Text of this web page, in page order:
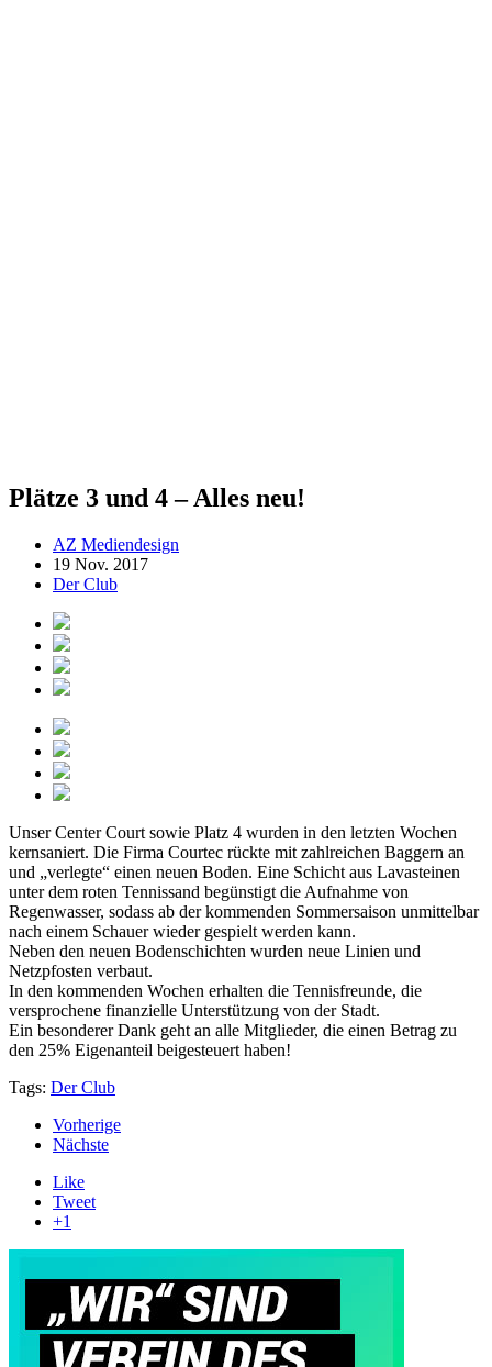
Plätze 3 und 4 – Alles neu!
AZ Mediendesign
19 Nov. 2017
Der Club
Unser Center Court sowie Platz 4 wurden in den letzten Wochen
kernsaniert. Die Firma Courtec rückte mit zahlreichen Baggern an
und „verlegte“ einen neuen Boden. Eine Schicht aus Lavasteinen
unter dem roten Tennissand begünstigt die Aufnahme von
Regenwasser, sodass ab der kommenden Sommersaison unmittelbar
nach einem Schauer wieder gespielt werden kann.
Neben den neuen Bodenschichten wurden neue Linien und
Netzpfosten verbaut.
In den kommenden Wochen erhalten die Tennisfreunde, die
versprochene finanzielle Unterstützung von der Stadt.
Ein besonderer Dank geht an alle Mitglieder, die einen Betrag zu
den 25% Eigenanteil beigesteuert haben!
Tags: Der Club
Vorherige
Nächste
Like
Tweet
+1